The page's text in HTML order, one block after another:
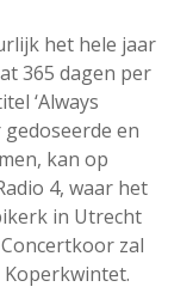
het hele jaar
365 dagen per
‘Always
en
kan op
4, waar het
in Utrecht
zal